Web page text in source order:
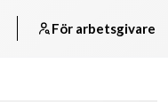
För arbetsgivare